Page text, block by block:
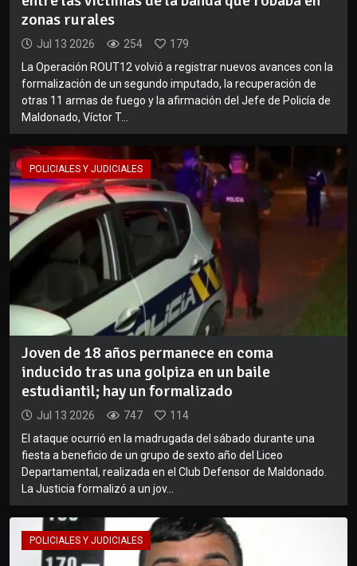
zonas rurales
Jul 13 2026 254
179
La Operación ROUT12 volvió a registrar nuevos avances con la
formalización de un segundo imputado, la recuperación de
otras 11 armas de fuego y la afirmación del Jefe de Policía de
Maldonado, Víctor T...
POLICIALES Y JUDICIALES
Joven de 18 años permanece en coma
inducido tras una golpiza en un baile
estudiantil; hay un formalizado
Jul 13 2026 747
114
El ataque ocurrió en la madrugada del sábado durante una
fiesta a beneficio de un grupo de sexto año del Liceo
Departamental, realizada en el Club Defensor de Maldonado.
La Justicia formalizó a un jov...
POLICIALES Y JUDICIALES